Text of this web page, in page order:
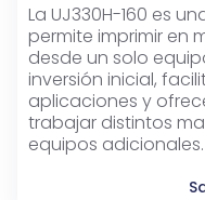
La UJ330H-160 es
permite imprimir en
desde un solo
inversión inicial,
aplicaciones y
trabajar distintos
equipos adicionales.